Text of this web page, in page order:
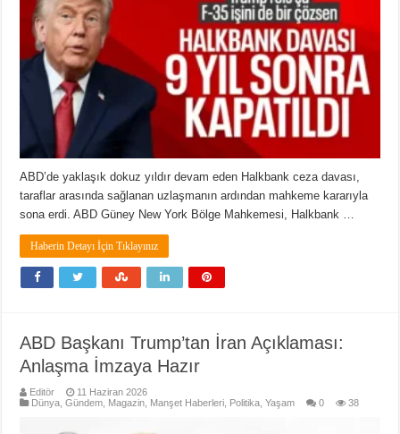
ABD’de yaklaşık dokuz yıldır devam eden Halkbank ceza davası,
taraflar arasında sağlanan uzlaşmanın ardından mahkeme kararıyla
sona erdi. ABD Güney New York Bölge Mahkemesi, Halkbank …
Haberin Detayı İçin Tıklayınız
ABD Başkanı Trump’tan İran Açıklaması:
Anlaşma İmzaya Hazır
Editör
11 Haziran 2026
Dünya,Gündem, Magazin, Manşet Haberleri, Politika,Yaşam 0 38